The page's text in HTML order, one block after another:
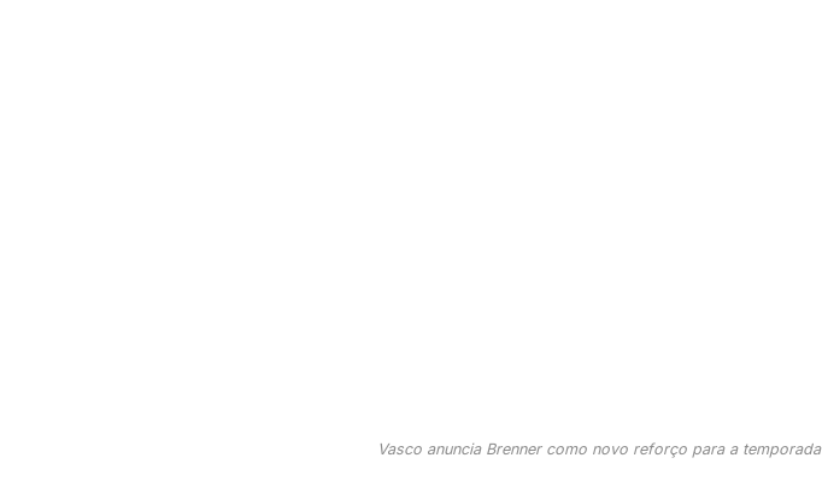
Vasco anuncia Brenner como novo reforço para a temporada